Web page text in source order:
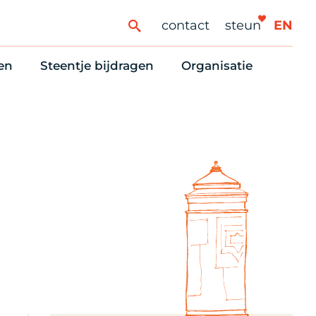
contact steun EN
en huurvragen
Steentje bijdragen
Schenken, nalaten en ANBI
6 redenen om mee te doen
Organisatie
Werken bij
Nieuws en
Stadsherstel